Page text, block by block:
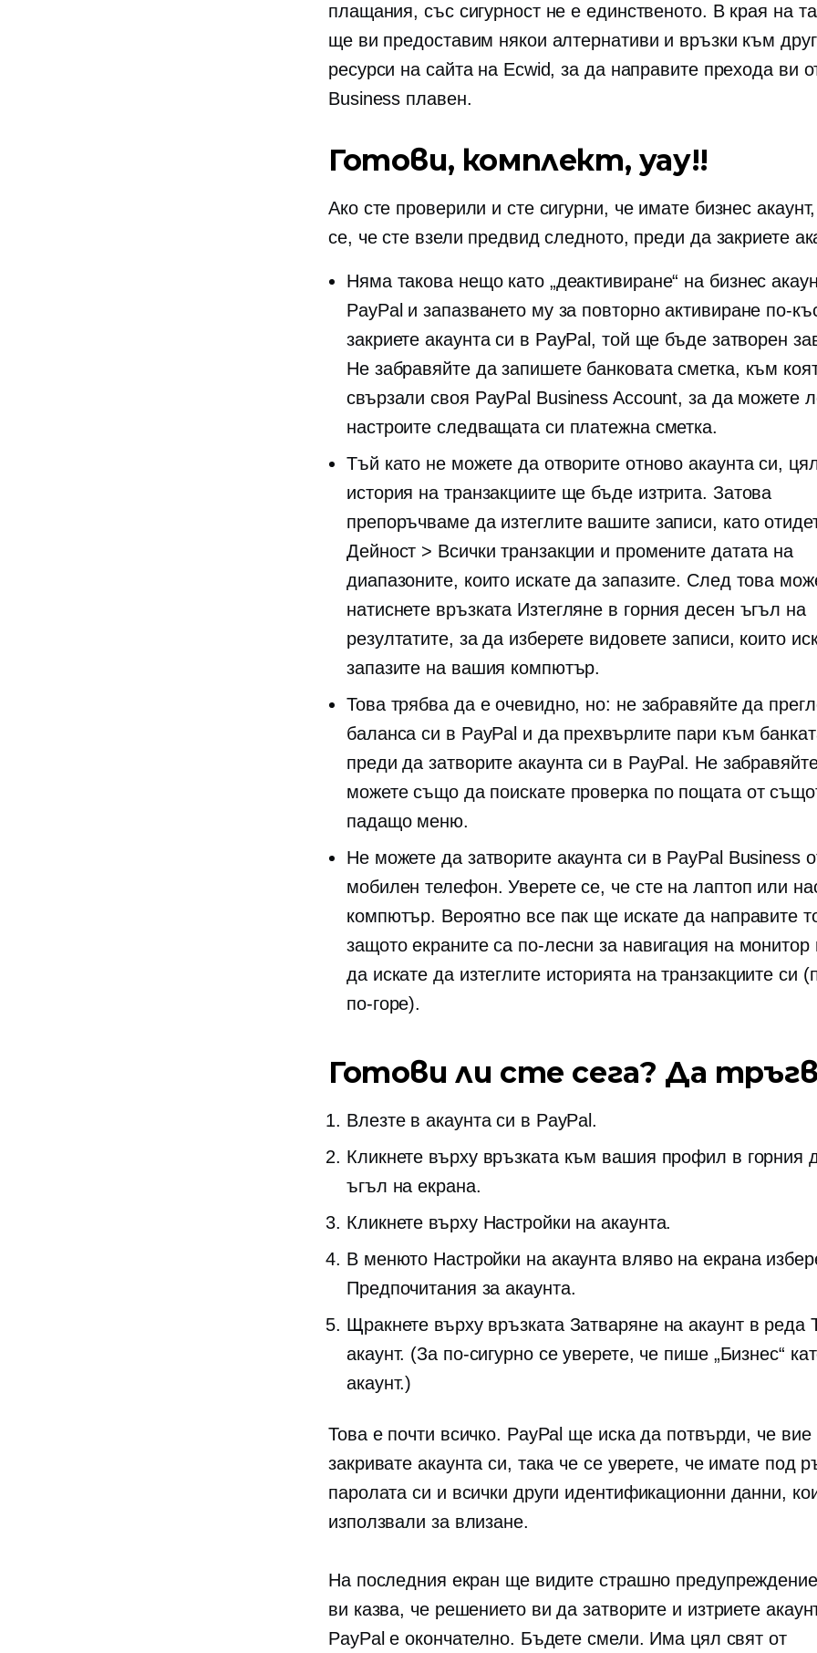
плащания, със сигурност не е единственото. В края на
ще ви предоставим някои алтернативи и връзки към
ресурси на сайта на Ecwid, за да направите прехода ви
Business плавен.
Готови, комплект, уау!!
Ако сте проверили и сте сигурни, че имате бизнес
се, че сте взели предвид следното, преди да закриете
Няма такова нещо като „деактивиране“ на бизнес
PayPal и запазването му за повторно активиране по-
закриете акаунта си в PayPal, той ще бъде затворен
Не забравяйте да запишете банковата сметка, към
свързали своя PayPal Business Account, за да можете
настроите следващата си платежна сметка.
Тъй като не можете да отворите отново акаунта си,
история на транзакциите ще бъде изтрита. Затова
препоръчваме да изтеглите вашите записи, като
Дейност > Всички транзакции и промените датата на
диапазоните, които искате да запазите. След това
натиснете връзката Изтегляне в горния десен ъгъл на
резултатите, за да изберете видовете записи, които
запазите на вашия компютър.
Това трябва да е очевидно, но: не забравяйте да
баланса си в PayPal и да прехвърлите пари към
преди да затворите акаунта си в PayPal. Не
можете също да поискате проверка по пощата от
падащо меню.
Не можете да затворите акаунта си в PayPal Business
мобилен телефон. Уверете се, че сте на лаптоп или
компютър. Вероятно все пак ще искате да направите
защото екраните са по-лесни за навигация на
да искате да изтеглите историята на транзакциите си
по-горе).
Готови ли сте сега? Да
Влезте в акаунта си в PayPal.
Кликнете върху връзката към вашия профил в горния
ъгъл на екрана.
Кликнете върху Настройки на акаунта.
В менюто Настройки на акаунта вляво на екрана
Предпочитания за акаунта.
Щракнете върху връзката Затваряне на акаунт в реда
акаунт. (За по-сигурно се уверете, че пише „Бизнес“
акаунт.)
Това е почти всичко. PayPal ще иска да потвърди, че вие ​​
закривате акаунта си, така че се уверете, че имате под
паролата си и всички други идентификационни данни,
използвали за влизане.
На последния екран ще видите страшно
ви казва, че решението ви да затворите и изтриете
PayPal е окончателно. Бъдете смели. Има цял свят от